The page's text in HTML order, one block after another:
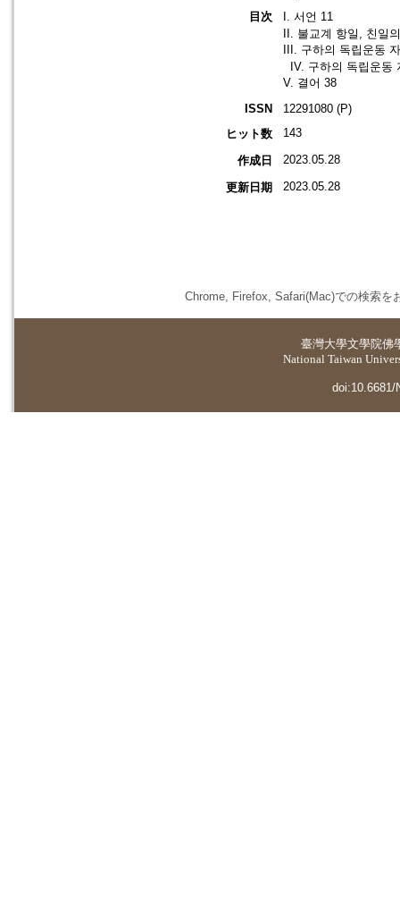
目次
I. 서언 11
II. 불교계 항일, 친일
III. 구하의 독립운동
IV. 구하의 독립운동
V. 결어 38
ISSN
12291080 (P)
ヒット数
143
作成日 2023.05.28
更新日期 2023.05.28
Chrome, Firefox, Safari(Mac)での検索を
臺灣大學文學院佛
National Taiwan
doi:10.6681/